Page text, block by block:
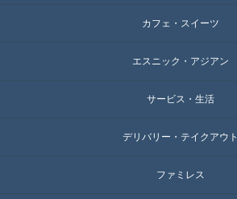
カフェ・スイーツ
エスニック・アジアン
サービス・生活
デリバリー・テイクアウト
ファミレス